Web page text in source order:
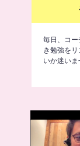
毎日、コ
き勉強を
いか迷いま